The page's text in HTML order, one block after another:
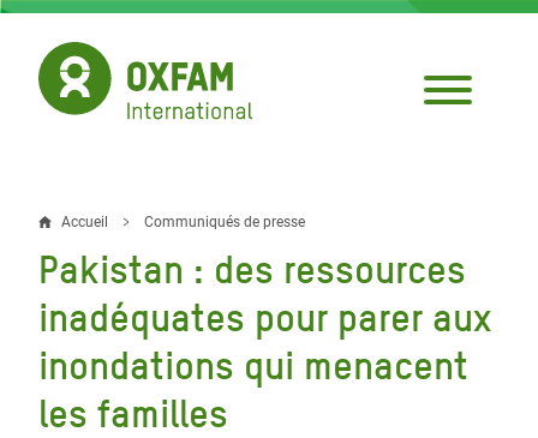
Aller
contenu
principal
Fil
d'Ariane
Accueil Communiqués de presse
Pakistan : des ressources
inadéquates pour parer aux
inondations qui menacent
les familles